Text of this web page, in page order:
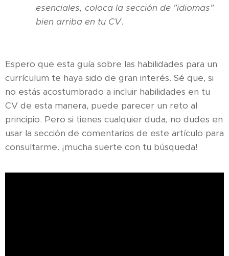
esenciales, coloca la sección de "idiomas"
bien arriba en tu CV.
Espero que esta guía sobre las habilidades para un
currículum te haya sido de gran interés. Sé que, si
no estás acostumbrado a incluir habilidades en tu
CV de esta manera, puede parecer un reto al
principio. Pero si tienes cualquier duda, no dudes en
usar la sección de comentarios de este artículo para
consultarme. ¡mucha suerte con tu búsqueda!